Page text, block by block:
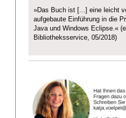
»Das Buch ist [...] eine leicht
aufgebaute Einführung in die
Java und Windows Eclipse.«
Bibliotheksservice, 05/2018)